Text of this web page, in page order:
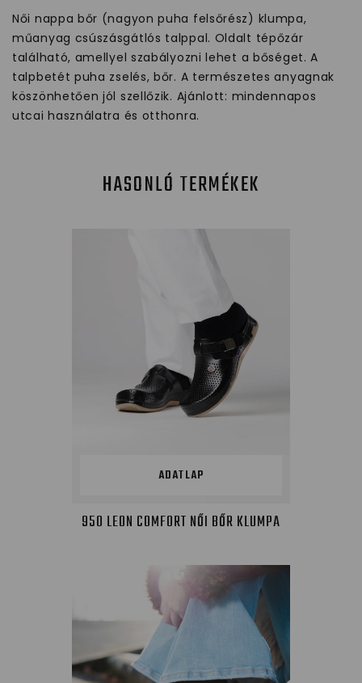
Női nappa bőr (nagyon puha felsőrész) klumpa,
műanyag csúszásgátlós talppal. Oldalt tépőzár
található, amellyel szabályozni lehet a bőséget. A
talpbetét puha zselés, bőr. A természetes anyagnak
köszönhetően jól szellőzik. Ajánlott: mindennapos
utcai használatra és otthonra.
HASONLÓ TERMÉKEK
ADATLAP
950 LEON COMFORT NŐI BŐR KLUMPA